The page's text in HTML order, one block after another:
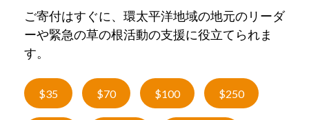
ご寄付はすぐに、環太平洋地域の地元のリーダ
ーや緊急の草の根活動の支援に役立てられま
す。
$35 $70 $100 $250